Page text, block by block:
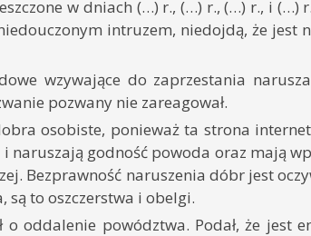
w dniach (…) r., (…) r., (…) r., i (…)
intruzem, niedojdą, że jest
wzywające do zaprzestania
pozwany nie zareagował.
osobiste, ponieważ ta strona
godność powoda oraz mają
Bezprawność naruszenia dóbr jest
są to oszczerstwa i obelgi.
o oddalenie powództwa. Podał, że jest